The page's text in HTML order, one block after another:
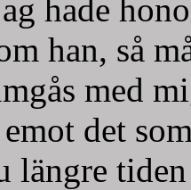
hade
han, så
med
det
längre